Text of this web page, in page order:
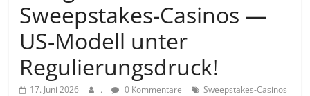
Sweepstakes-Casinos —
US-Modell unter
Regulierungsdruck!
17. Juni 2026 . 0 Kommentare
Sweepstakes-Casinos